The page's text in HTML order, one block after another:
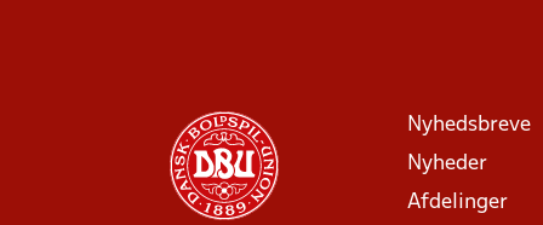
Nyhedsbreve
Nyheder
Afdelinger